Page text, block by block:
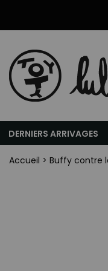
DERNIERS ARRIVAGES
Accueil > Buffy contre